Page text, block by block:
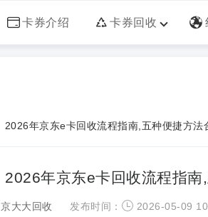
卡券介绍 卡券回收
2026年京东e卡回收流程指南,五种便捷方法
2026年京东e卡回收流程指南
京大大回收 发布时间： 2026-05-09